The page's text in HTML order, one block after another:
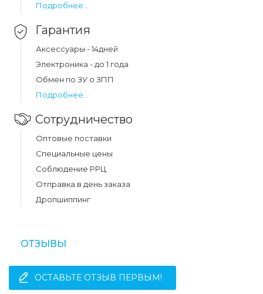
Подробнее...
Гарантия
Аксессуары - 14дней
Электроника - до 1 года
Обмен по ЗУ о ЗПП
Подробнее...
Сотрудничество
Оптовые поставки
Специальные цены
Соблюдение РРЦ
Отправка в день заказа
Дропшиппинг
ОТЗЫВЫ
ОСТАВЬТЕ ОТЗЫВ ПЕРВЫМ!